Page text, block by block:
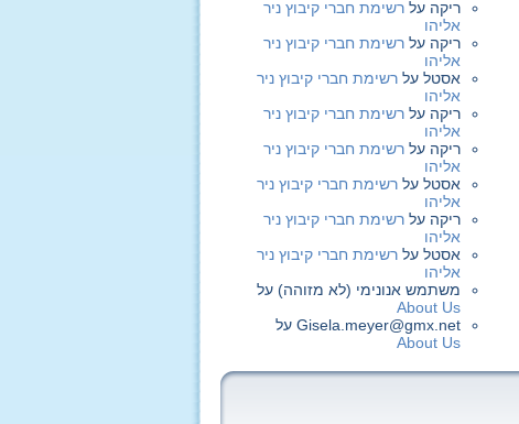
ריקה על רשימת חברי קיבוץ ניר
אליהו
ריקה על רשימת חברי קיבוץ ניר
אליהו
אסטל על רשימת חברי קיבוץ ניר
אליהו
ריקה על רשימת חברי קיבוץ ניר
אליהו
ריקה על רשימת חברי קיבוץ ניר
אליהו
אסטל על רשימת חברי קיבוץ ניר
אליהו
ריקה על רשימת חברי קיבוץ ניר
אליהו
אסטל על רשימת חברי קיבוץ ניר
אליהו
משתמש אנונימי (לא מזוהה) על
About Us
Gisela.meyer@gmx.net על
About Us